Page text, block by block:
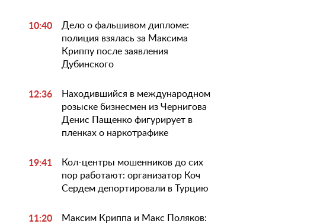
10:40
Дело о фальшивом дипломе:
полиция взялась за Максима
Криппу после заявления
Дубинского
12:36
Находившийся в международном
розыске бизнесмен из Чернигова
Денис Пащенко фигурирует в
пленках о наркотрафике
19:41
Кол-центры мошенников до сих
пор работают: организатор Коч
Сердем депортировали в Турцию
11:20
Максим Криппа и Макс Поляков: